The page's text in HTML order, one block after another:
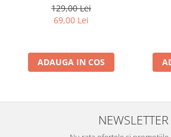
129,00 Lei
69,00 Lei
ADAUGA IN COS
NEWSLETTER